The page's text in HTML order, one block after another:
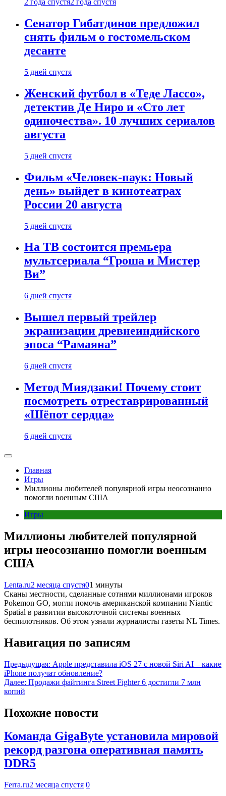
2 года спустя2 года спустя
Сенатор Гибатдинов предложил
снять фильм о гостомельском
десанте
5 дней спустя
Женский футбол в «Теде Лассо»,
детектив Де Ниро и «Сто лет
одиночества». 10 лучших сериалов
августа
5 дней спустя
Фильм «Человек-паук: Новый
день» выйдет в кинотеатрах
России 20 августа
5 дней спустя
На ТВ состоится премьера
мультсериала “Гроша и Мистер
Ви”
6 дней спустя
Вышел первый трейлер
экранизации древнеиндийского
эпоса “Рамаяна”
6 дней спустя
Метод Миядзаки! Почему стоит
посмотреть отреставрированный
«Шёпот сердца»
6 дней спустя
Главная
Игры
Миллионы любителей популярной игры неосознанно
помогли военным США
Игры
Миллионы любителей популярной
игры неосознанно помогли военным
США
Lenta.ru2 месяца спустя01 минуты
Сканы местности, сделанные сотнями миллионами игроков
Pokemon GO, могли помочь американской компании Niantic
Spatial в развитии высокоточной системы военных
беспилотников. Об этом узнали журналисты газеты NL Times.
Навигация по записям
Предыдущая: Apple представила iOS 27 с новой Siri AI – какие
iPhone получат обновление?
Далее: Продажи файтинга Street Fighter 6 достигли 7 млн
копий
Похожие новости
Команда GigaByte установила мировой
рекорд разгона оперативная память
DDR5
Ferra.ru2 месяца спустя 0